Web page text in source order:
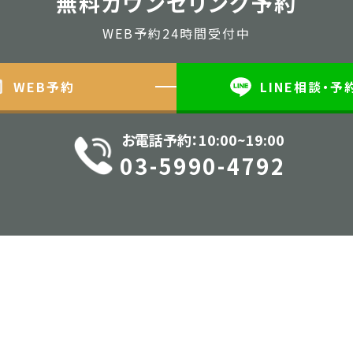
WEB予約24時間受付中
WEB予約 LINE相談・予
お電話予約：10:00~19:00
03-5990-4792